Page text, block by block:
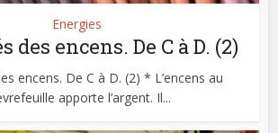
Energies
des encens. De C à D. (2)
encens. De C à D. (2) * L’encens au
apporte l’argent. Il...